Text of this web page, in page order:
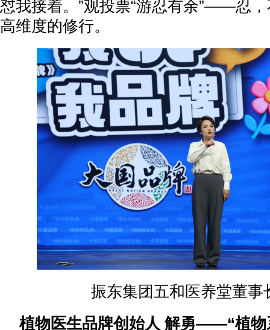
怼我接着。”观投票“游忍有余”——忍
高维度的修行。
振东集团五和医养堂董事
植物医生品牌创始人 解勇——“植物